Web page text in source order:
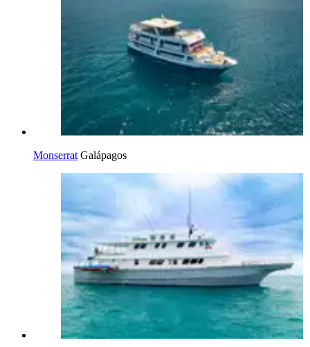
Monserrat Galápagos